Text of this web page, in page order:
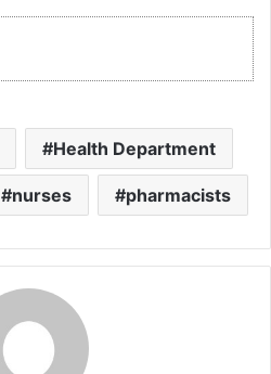
Health Department
nurses pharmacists